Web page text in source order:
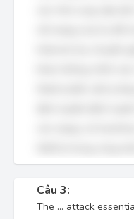
Câu 3:
The ... attack